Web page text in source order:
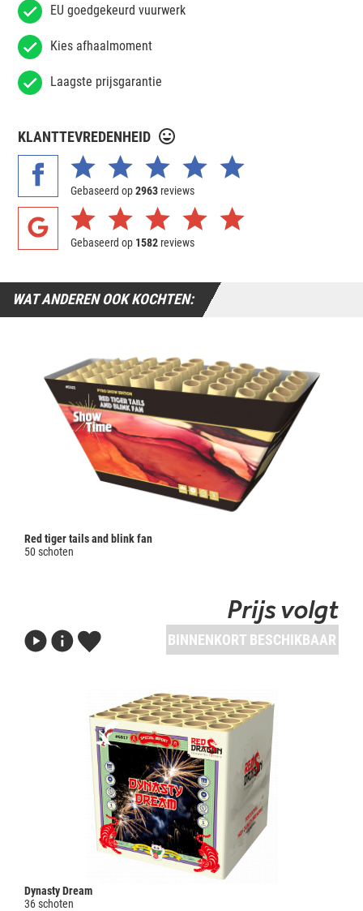
EU goedgekeurd vuurwerk
Kies afhaalmoment
Laagste prijsgarantie
KLANTTEVREDENHEID
Gebaseerd op2963 reviews
Gebaseerd op 1582 reviews
WAT ANDEREN OOK KOCHTEN:
Red tiger tails and blink fan
50 schoten
Prijs volgt
BINNENKORT BESCHIKBAAR
Dynasty Dream
36 schoten